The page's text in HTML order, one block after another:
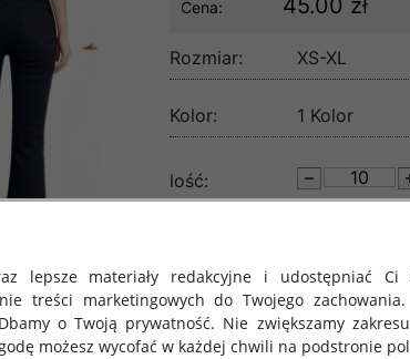
Cena: 45.00 zł
Rozmiar: XS-XL
Kolor: 1 Kolor
lość:
lepsze materiały redakcyjne i udostępniać Ci
treści marketingowych do Twojego
o Twoją prywatność. Nie zwiększamy
możesz wycofać w każdej chwili na podstronie